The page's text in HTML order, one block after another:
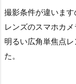
撮影条件が違いま
レンズのスマホカメ
明るい広角単焦点
た。